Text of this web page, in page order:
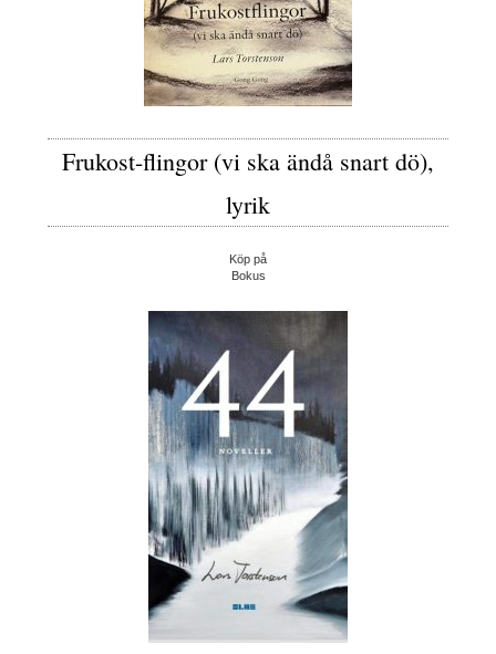
Frukost-flingor (vi ska ändå snart dö),
lyrik
Köp på
Bokus